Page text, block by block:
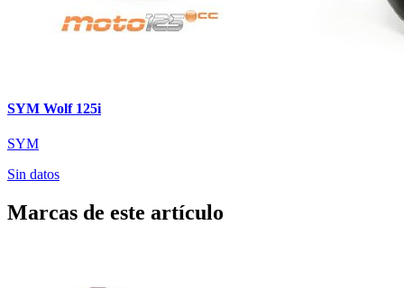
SYM Wolf 125i
SYM
Sin datos
Marcas de este artículo